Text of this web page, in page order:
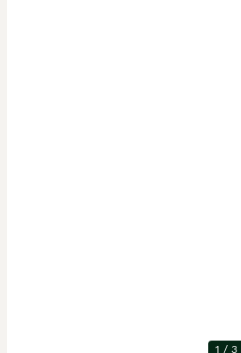
1 / 3